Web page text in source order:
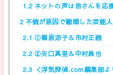
1.2ネットの声は杏さんを応
2不倫が原因で離婚した芸能
2.1 ①篠原涼子＆市村正親
2.2②矢口真里＆中村昌也
2.3 ＜浮気探偵.com編集部よ